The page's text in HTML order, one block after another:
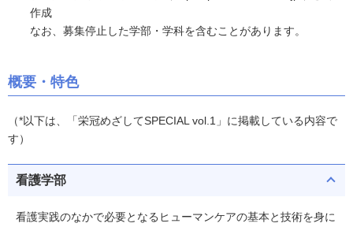
作成
なお、募集停止した学部・学科を含むことがあります。
概要・特色
（*以下は、「栄冠めざしてSPECIAL vol.1」に掲載している内容で
す）
看護学部
看護実践のなかで必要となるヒューマンケアの基本と技術を身に